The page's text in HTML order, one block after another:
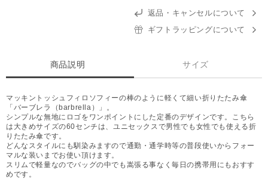
返品・キャンセルについて
ギフトラッピングについて
商品説明 サイズ
マッキントッシュフィロソフィーの棒のように軽くて細い折りたたみ傘
「バーブレラ（barbrella）」。
シンプルな無地にロゴをワンポイントにした定番のデザインです。こちら
は大きめサイズの60センチは、ユニセックスで男性でも女性でも使える折
りたたみ傘です。
どんなスタイルにも馴染みますので通勤・通学時等の普段使いからフォー
マルな装いまでお使い頂けます。
スリムで軽量なのでバッグの中でも嵩張る事なく毎日の携帯用にもおすす
めです。